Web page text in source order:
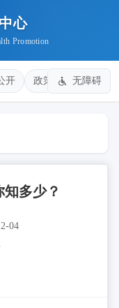
心
Promotion
开 政策法规 健康
无障碍
多少？
04